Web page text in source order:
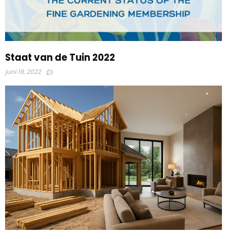
Staat van de Tuin 2022
juni 19, 2022